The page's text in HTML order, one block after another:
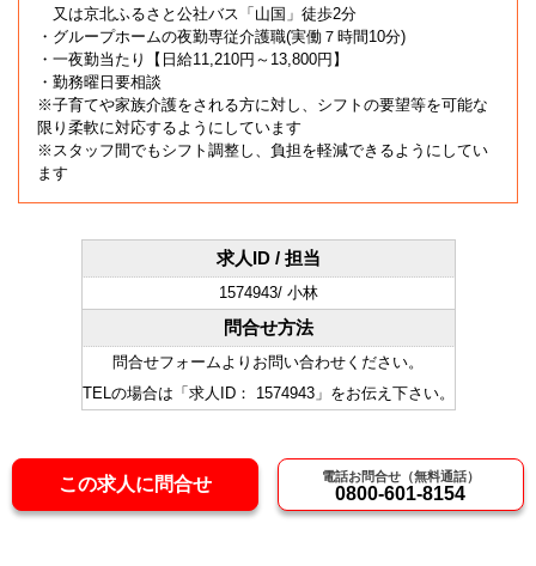
又は京北ふるさと公社バス「山国」徒歩2分
・グループホームの夜勤専従介護職(実働７時間10分)
・一夜勤当たり【日給11,210円～13,800円】
・勤務曜日要相談
※子育てや家族介護をされる方に対し、シフトの要望等を可能な
限り柔軟に対応するようにしています
※スタッフ間でもシフト調整し、負担を軽減できるようにしてい
ます
求人ID / 担当
1574943/ 小林
問合せ方法
問合せフォームよりお問い合わせください。
TELの場合は「求人ID： 1574943」をお伝え下さい。
この求人に問合せ 電話お問合せ（無料通話）
0800-601-8154